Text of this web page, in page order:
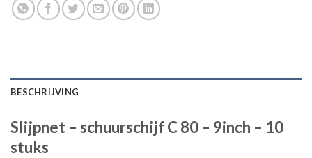
BESCHRIJVING
Slijpnet – schuurschijf C 80 – 9inch – 10
stuks